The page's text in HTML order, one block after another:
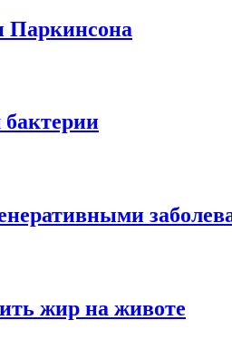
Паркинсона
жир на животе